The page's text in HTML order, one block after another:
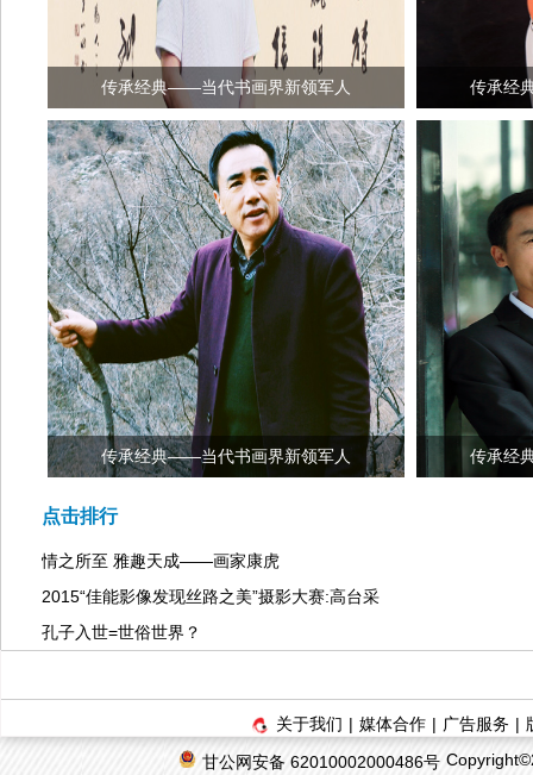
传承经典——当代书画界新领军人 传承经
传承经典——当代书画界新领军人 传承经
点击排行
情之所至 雅趣天成——画家康虎
2015“佳能影像发现丝路之美”摄影大赛:高台采
孔子入世=世俗世界？
关于我们 | 媒体合作 | 广告服务 |
甘公网安备 62010002000486号